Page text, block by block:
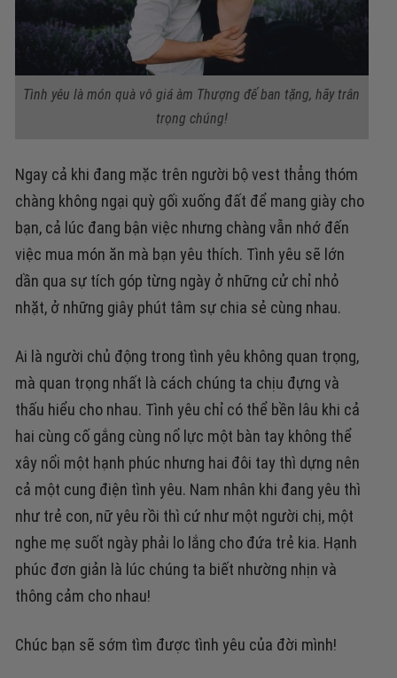
Tình yêu là món quà vô giá àm Thượng đế ban tặng, hãy trân
trọng chúng!
Ngay cả khi đang mặc trên người bộ vest thẳng thóm
chàng không ngại quỳ gối xuống đất để mang giày cho
bạn, cả lúc đang bận việc nhưng chàng vẫn nhớ đến
việc mua món ăn mà bạn yêu thích. Tình yêu sẽ lớn
dần qua sự tích góp từng ngày ở những cử chỉ nhỏ
nhặt, ở những giây phút tâm sự chia sẻ cùng nhau.
Ai là người chủ động trong tình yêu không quan trọng,
mà quan trọng nhất là cách chúng ta chịu đựng và
thấu hiểu cho nhau. Tình yêu chỉ có thể bền lâu khi cả
hai cùng cố gắng cùng nổ lực một bàn tay không thể
xây nổi một hạnh phúc nhưng hai đôi tay thì dựng nên
cả một cung điện tình yêu. Nam nhân khi đang yêu thì
như trẻ con, nữ yêu rồi thì cứ như một người chị, một
nghe mẹ suốt ngày phải lo lắng cho đứa trẻ kia. Hạnh
phúc đơn giản là lúc chúng ta biết nhường nhịn và
thông cảm cho nhau!
Chúc bạn sẽ sớm tìm được tình yêu của đời mình!